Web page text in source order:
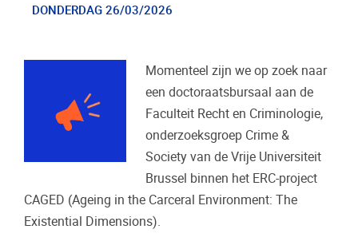
DONDERDAG 26/03/2026
Momenteel zijn we op zoek naar
een doctoraatsbursaal aan de
Faculteit Recht en Criminologie,
onderzoeksgroep Crime &
Society van de Vrije Universiteit
Brussel binnen het ERC-project
CAGED (Ageing in the Carceral Environment: The
Existential Dimensions).